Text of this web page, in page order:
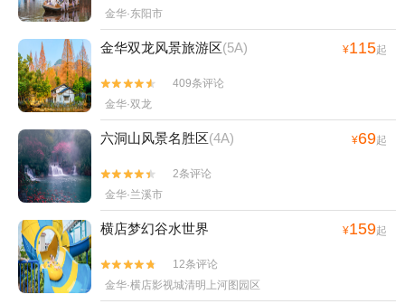
金华·东阳市
金华双龙风景旅游区(5A) ¥115起


409条评论
金华·双龙
六洞山风景名胜区(4A) ¥69起


2条评论
金华·兰溪市
横店梦幻谷水世界 ¥159起


12条评论
金华·横店影视城清明上河图园区